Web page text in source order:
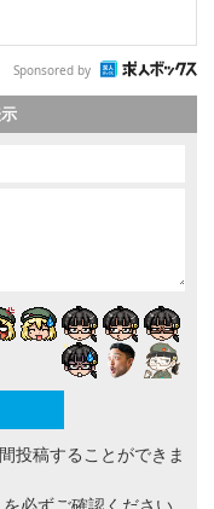
Sponsored by
投稿することができま